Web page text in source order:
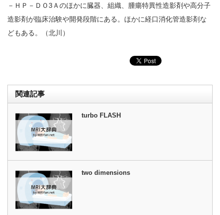
－ＨＰ－ＤＯ3Ａのほかに臓器、組織、腫瘍特異性造影剤や高分子
造影剤が臨床治験や開発段階にある。ほかに経口消化管造影剤な
どもある。（北川）
関連記事
turbo FLASH
two dimensions